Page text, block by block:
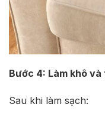
Bước 4: Làm khô
Sau khi làm sạch: